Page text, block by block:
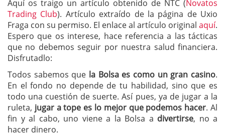
Aquí os traigo un artículo obtenido de NTC (Novatos
Trading Club). Artículo extraído de la página de Uxio
Fraga con su permiso. El enlace al artículo original aquí.
Espero que os interese, hace referencia a las tácticas
que no debemos seguir por nuestra salud financiera.
Disfrutadlo:
Todos sabemos que la Bolsa es como un gran casino.
En el fondo no depende de tu habilidad, sino que es
todo una cuestión de suerte. Así pues, ya de jugar a la
ruleta, jugar a tope es lo mejor que podemos hacer. Al
fin y al cabo, uno viene a la Bolsa a divertirse, no a
hacer dinero.